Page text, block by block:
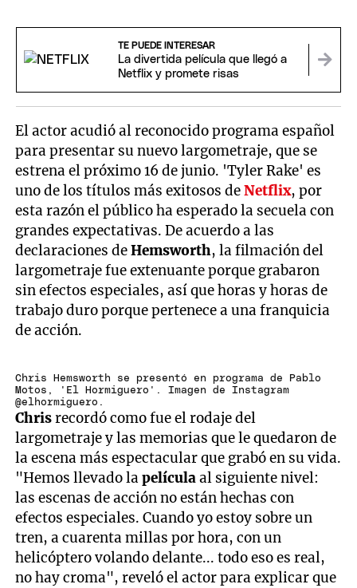
TE PUEDE INTERESAR
La divertida película que llegó a
Netflix y promete risas
El actor acudió al reconocido programa español
para presentar su nuevo largometraje, que se
estrena el próximo 16 de junio. 'Tyler Rake' es
uno de los títulos más exitosos deNetflix, por
esta razón el público ha esperado la secuela con
grandes expectativas. De acuerdo a las
declaraciones deHemsworth, la filmación del
largometraje fue extenuante porque grabaron
sin efectos especiales, así que horas y horas de
trabajo duro porque pertenece a una franquicia
de acción.
Chris Hemsworth se presentó en programa de Pablo
Motos, 'El Hormiguero'. Imagen de Instagram
@elhormiguero.
Chrisrecordó como fue el rodaje del
largometraje y las memorias que le quedaron de
la escena más espectacular que grabó en su vida.
"Hemos llevado lapelículaal siguiente nivel:
las escenas de acción no están hechas con
efectos especiales. Cuando yo estoy sobre un
tren, a cuarenta millas por hora, con un
helicóptero volando delante... todo eso es real,
no hay croma", reveló el actor para explicar que